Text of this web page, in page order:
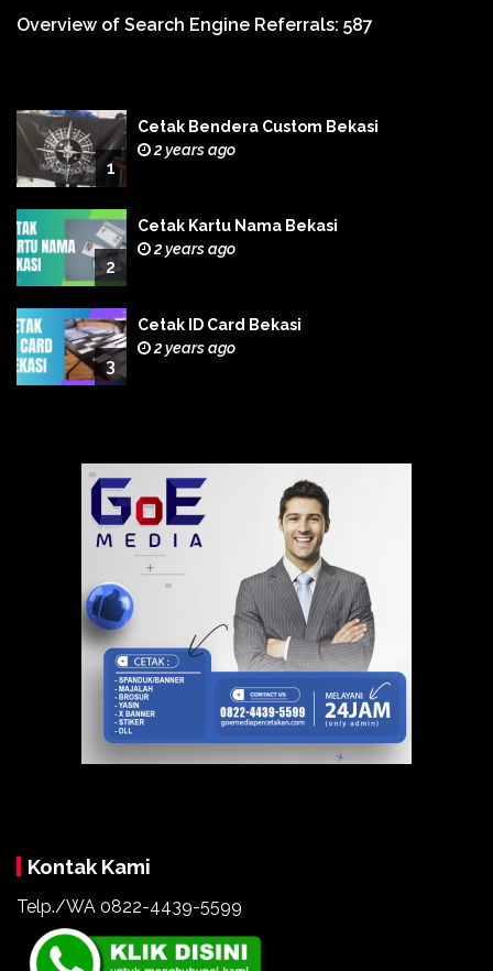
Overview of Search Engine Referrals: 587
1
Cetak Bendera Custom Bekasi
2 years ago
2
Cetak Kartu Nama Bekasi
2 years ago
3
Cetak ID Card Bekasi
2 years ago
Kontak Kami
Telp./WA 0822-4439-5599